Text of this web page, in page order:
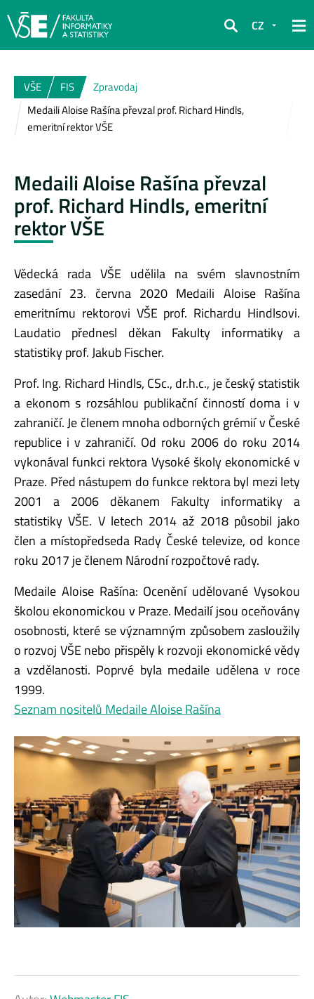
Hledat
CZ
VŠE FIS
Zpravodaj
Medaili Aloise Rašína převzal prof. Richard Hindls,
emeritní rektor VŠE
Medaili Aloise Rašína převzal
prof. Richard Hindls, emeritní
rektor VŠE
Vědecká rada VŠE udělila na svém slavnostním
zasedání 23. června 2020 Medaili Aloise Rašína
emeritnímu rektorovi VŠE prof. Richardu Hindlsovi.
Laudatio přednesl děkan Fakulty informatiky a
statistiky prof. Jakub Fischer.
Prof. Ing. Richard Hindls, CSc., dr.h.c., je český statistik
a ekonom s rozsáhlou publikační činností doma i v
zahraničí. Je členem mnoha odborných grémií v České
republice i v zahraničí. Od roku 2006 do roku 2014
vykonával funkci rektora Vysoké školy ekonomické v
Praze. Před nástupem do funkce rektora byl mezi lety
2001 a 2006 děkanem Fakulty informatiky a
statistiky VŠE. V letech 2014 až 2018 působil jako
člen a místopředseda Rady České televize, od konce
roku 2017 je členem Národní rozpočtové rady.
Medaile Aloise Rašína: Ocenění udělované Vysokou
školou ekonomickou v Praze. Medailí jsou oceňovány
osobnosti, které se významným způsobem zasloužily
o rozvoj VŠE nebo přispěly k rozvoji ekonomické vědy
a vzdělanosti. Poprvé byla medaile udělena v roce
1999.
Seznam nositelů Medaile Aloise Rašína